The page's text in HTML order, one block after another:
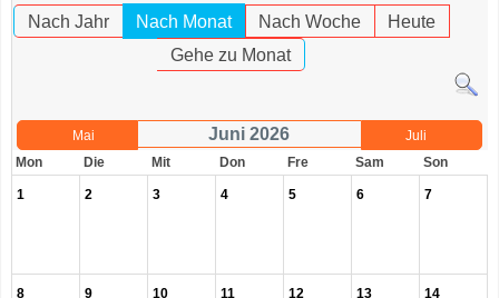
Nach Jahr Nach Monat Nach Woche
Heute
Gehe zu Monat
Mai Juni 2026
Juli
Mon
Die Mit Don Fre Sam Son
1 2 3 4 5 6 7
8 9 10 11 12 13 14